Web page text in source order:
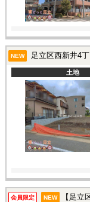
NEW 足立区西新井4
土地
会員限定 NEW 【足立